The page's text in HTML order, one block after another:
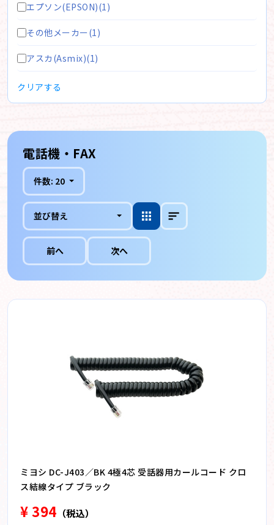
エプソン(EPSON)(1)
その他メーカー(1)
アスカ(Asmix)(1)
クリアする
電話機・FAX
件数: 20
並び替え
前へ 次へ
ミヨシ DC-J403／BK 4極4芯 受話器用カールコード クロ
ス結線タイプ ブラック
¥ 394 （税込）